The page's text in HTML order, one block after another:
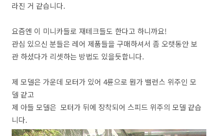
라진 거 같습니다.
요즘엔 이 미니카들로 재테크들도 한다고 하니까요!
관심 있으신 분들은 레어 제품들을 구매하셔서 좀 오랫동안 보
관 하셨다가 리셋하는 방법도 있을듯합니다.
제 모델은 가운데 모터가 있어 4륜으로 뭔가 밸런스 위주인 모
델 같고
제 아들 모델은 모터가 뒤에 장착되어 스피드 위주의 모델 같습
니다.